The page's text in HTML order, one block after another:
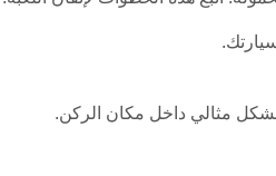
مثالي داخل مكان الركن.